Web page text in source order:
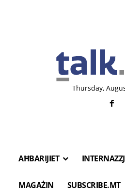
Thursday,
AĦBARIJIET
MAGAŻIN SUBSCRIBE.MT